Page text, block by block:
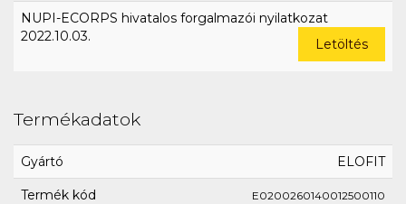
NUPI-ECORPS hivatalos forgalmazói nyilatkozat
2022.10.03.
Letöltés
Termékadatok
Gyártó ELOFIT
Termék kód E0200260140012500110